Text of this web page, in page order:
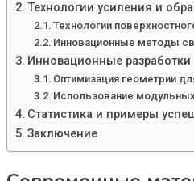
Технологии усиления и
Технологии
Инновационные методы
Инновационные
Оптимизация геометрии
Использование
Статистика и примеры
Заключение